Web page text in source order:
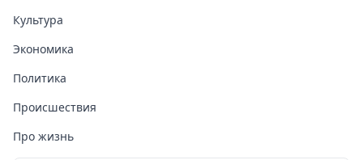
Культура
Экономика
Политика
Происшествия
Про жизнь